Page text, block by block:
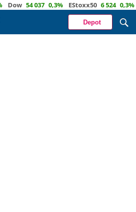
Dow 54 037 0,3% EStoxx50 6 524 0,3%
Depot